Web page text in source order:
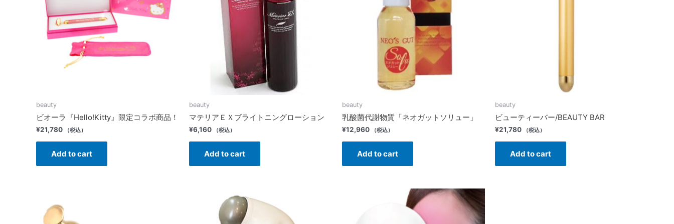
beauty
ビオーラ『Hello!Kitty』限定コラボ商品！
¥21,780 （税込）
Add to cart
beauty
マテリアＥＸブライトニングローション
¥6,160 （税込）
Add to cart
beauty
乳酸菌代謝物質「ネオガットソリュー」
¥12,960 （税込）
Add to cart
beauty
ビューティーバー/BEAUTY BAR
¥21,780 （税込）
Add to cart